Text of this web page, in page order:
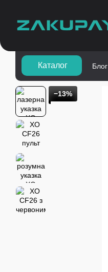
Каталог">
Каталог Блог
−13%